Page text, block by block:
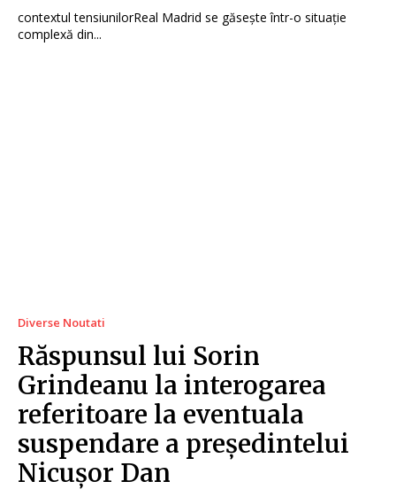
contextul tensiunilorReal Madrid se găsește într-o situație
complexă din...
Diverse Noutati
Răspunsul lui Sorin
Grindeanu la interogarea
referitoare la eventuala
suspendare a președintelui
Nicușor Dan